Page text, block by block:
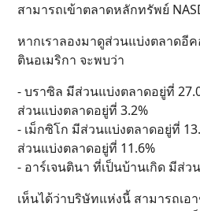
สามารถเข้าตลาดหลักทรัพย์
หากเราลองมาดูส่วนแบ่งตลาดอี
ตินอเมริกา จะพบว่า
- บราซิล มีส่วนแบ่งตลาดอยู่ที่
ส่วนแบ่งตลาดอยู่ที่ 3.2%
- เม็กซิโก มีส่วนแบ่งตลาดอยู่ที่
ส่วนแบ่งตลาดอยู่ที่ 11.6%
- อาร์เจนตินา ที่เป็นบ้านเกิด มีส่ว
เห็นได้ว่าบริษัทแห่งนี้ สามารถเ